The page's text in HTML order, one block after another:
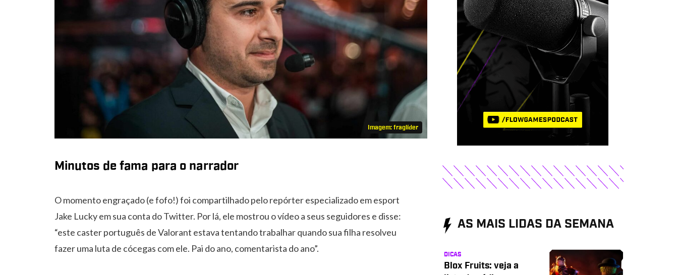
Imagem: fraglíder
Minutos de fama para o narrador
O momento engraçado (e fofo!) foi compartilhado pelo repórter especializado em esport
Jake Lucky em sua conta do Twitter. Por lá, ele mostrou o vídeo a seus seguidores e disse:
“este caster português de Valorant estava tentando trabalhar quando sua filha resolveu
fazer uma luta de cócegas com ele. Pai do ano, comentarista do ano”.
AS MAIS LIDAS DA SEMANA
DICAS
Blox Fruits: veja a